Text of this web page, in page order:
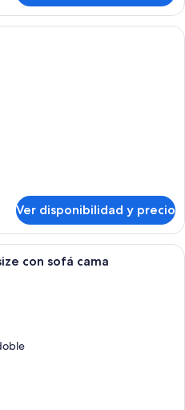
Habitación de hotel con una cama
Ver disponibilidad y precio
Una habitación de hotel moderna
con sofá cama